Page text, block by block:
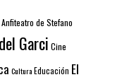
Anfiteatro de Stefano
Garci Cine
CulturaEducación El